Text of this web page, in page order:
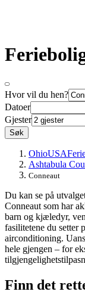
Hvor vil du hen?
Datoer
Gjester
Søk
OhioUSA
Ashtabula
Conneaut
Du kan se på
Conneaut som har
barn og kjæledyr,
fasilitetene du setter
airconditioning.
hele gjengen – for
Finn det